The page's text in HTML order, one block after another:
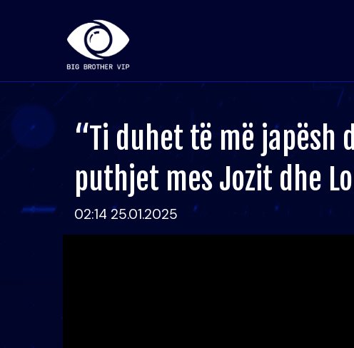
“Ti duhet të më japësh
puthjet mes Jozit dhe
02:14 25.01.2025